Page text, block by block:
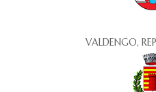
VALDENGO,